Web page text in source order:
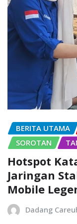
BERITA UTAMA
SOROTAN
Hotspot
Jaringan
Mobile
Dadang